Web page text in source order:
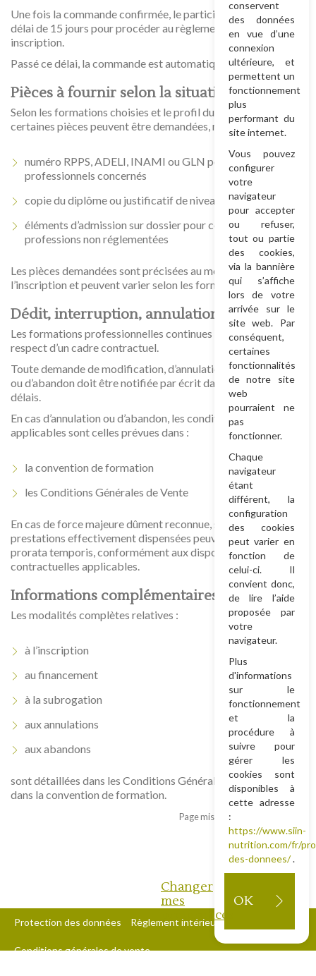
Une fois la commande confirmée, le participant dispose d’un
délai de 15 jours pour procéder au règlement et finaliser son
inscription.
Passé ce délai, la commande est automatiquement annulée.
Pièces à fournir selon la situation
Selon les formations choisies et le profil du participant,
certaines pièces peuvent être demandées, notamment :
numéro RPPS, ADELI, INAMI ou GLN pour les
professionnels concernés
copie du diplôme ou justificatif de niveau d’études
éléments d’admission sur dossier pour certaines
professions non réglementées
Les pièces demandées sont précisées au moment de
l’inscription et peuvent varier selon les formations.
Dédit, interruption, annulation et abandon
Les formations professionnelles continues impliquent le
respect d’un cadre contractuel.
Toute demande de modification, d’annulation, d’interruption
ou d’abandon doit être notifiée par écrit dans les meilleurs
délais.
En cas d’annulation ou d’abandon, les conditions financières
applicables sont celles prévues dans :
la convention de formation
les Conditions Générales de Vente
En cas de force majeure dûment reconnue, seules les
prestations effectivement dispensées peuvent être dues au
prorata temporis, conformément aux dispositions
contractuelles applicables.
Informations complémentaires
Les modalités complètes relatives :
à l’inscription
au financement
à la subrogation
aux annulations
aux abandons
sont détaillées dans les Conditions Générales de Vente et
dans la convention de formation.
Page mise à jour le 12 mars 2026
Protection des données Règlement intérieur
Conditions générales de vente
conservent
des données
en vue d’une
connexion
ultérieure, et
permettent un
fonctionnement
plus
performant du
site internet.
Vous pouvez
configurer
votre
navigateur
pour accepter
ou refuser,
tout ou partie
des cookies,
via la bannière
qui s’affiche
lors de votre
arrivée sur le
site web. Par
conséquent,
certaines
fonctionnalités
de notre site
web
pourraient ne
pas
fonctionner.
Chaque
navigateur
étant
différent, la
configuration
des cookies
peut varier en
fonction de
celui-ci. Il
convient donc,
de lire l’aide
proposée par
votre
navigateur.
Plus
d'informations
sur le
fonctionnement
et la
procédure à
suivre pour
gérer les
cookies sont
disponibles à
cette adresse
:
https://www.siin-
nutrition.com/fr/
des-donnees/.
OK
Changer
mes
préférences